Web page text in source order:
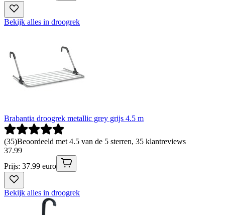
Bekijk alles in droogrek
Brabantia droogrek metallic grey grijs 4.5 m
(35)Beoordeeld met 4.5 van de 5 sterren, 35 klantreviews
37.99
Prijs: 37.99 euro
Bekijk alles in droogrek